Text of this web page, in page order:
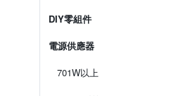
DIY零組件
電源供應器
701W以上